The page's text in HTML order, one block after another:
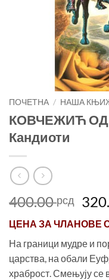
ПОЧЕТНА / НАША
КОВЧЕЖИЋ ОД
Кандиоти
400.00рсд
је
ЦЕНА ЗА ЧЛАНОВЕ
На граници мудре и
царства, на обали
храброст. Смењују се